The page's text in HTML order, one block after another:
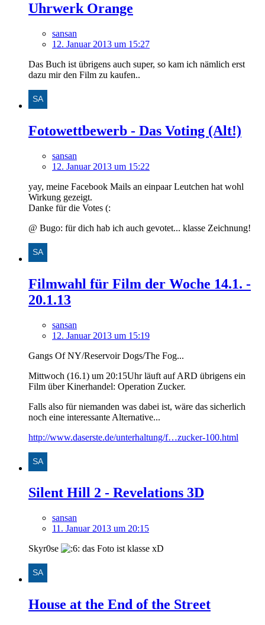
Uhrwerk Orange
sansan
12. Januar 2013 um 15:27
Das Buch ist übrigens auch super, so kam ich nämlich erst
dazu mir den Film zu kaufen..
Fotowettbewerb - Das Voting (Alt!)
sansan
12. Januar 2013 um 15:22
yay, meine Facebook Mails an einpaar Leutchen hat wohl
Wirkung gezeigt.
Danke für die Votes (:
@ Bugo: für dich hab ich auch gevotet... klasse Zeichnung!
Filmwahl für Film der Woche 14.1. -
20.1.13
sansan
12. Januar 2013 um 15:19
Gangs Of NY/Reservoir Dogs/The Fog...
Mittwoch (16.1) um 20:15Uhr läuft auf ARD übrigens ein
Film über Kinerhandel: Operation Zucker.
Falls also für niemanden was dabei ist, wäre das sicherlich
noch eine interessante Alternative...
http://www.daserste.de/unterhaltung/f…zucker-100.html
Silent Hill 2 - Revelations 3D
sansan
11. Januar 2013 um 20:15
Skyr0se
das Foto ist klasse xD
House at the End of the Street